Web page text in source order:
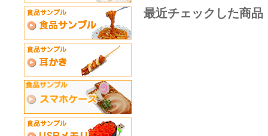
最近チェックした商品